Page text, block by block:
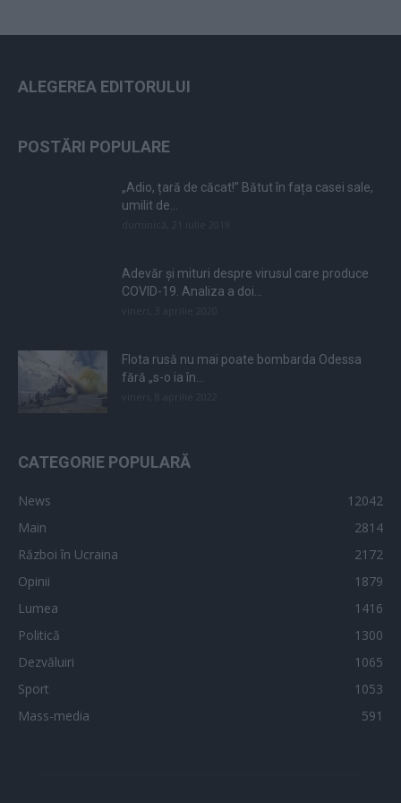
ALEGEREA EDITORULUI
POSTĂRI POPULARE
„Adio, țară de căcat!” Bătut în fața casei sale,
umilit de...
Adevăr și mituri despre virusul care produce
COVID-19. Analiza a doi...
Flota rusă nu mai poate bombarda Odessa
fără „s-o ia în...
CATEGORIE POPULARĂ
News
12042
Main
2814
Război în Ucraina
2172
Opinii
1879
Lumea
1416
Politică
1300
Dezvăluiri
1065
Sport
1053
Mass-media
591